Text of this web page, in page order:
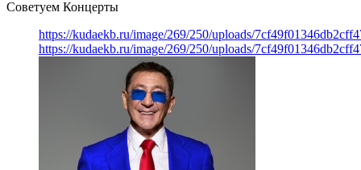
Советуем Концерты
https://kudaekb.ru/image/269/250/uploads/
https://kudaekb.ru/image/269/250/uploads/